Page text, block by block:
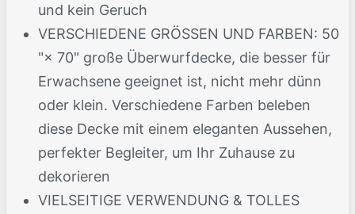
und kein Geruch
VERSCHIEDENE GRÖSSEN UND FARBEN: 50
"× 70" große Überwurfdecke, die besser für
Erwachsene geeignet ist, nicht mehr dünn
oder klein. Verschiedene Farben beleben
diese Decke mit einem eleganten Aussehen,
perfekter Begleiter, um Ihr Zuhause zu
dekorieren
VIELSEITIGE VERWENDUNG & TOLLES